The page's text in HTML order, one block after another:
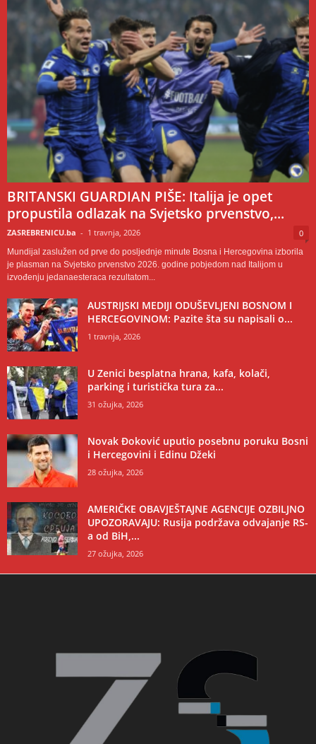
BRITANSKI GUARDIAN PIŠE: Italija je opet
propustila odlazak na Svjetsko prvenstvo,...
ZASREBRENICU.ba - 1 travnja, 2026 0
Mundijal zaslužen od prve do posljednje minute Bosna i Hercegovina izborila
je plasman na Svjetsko prvenstvo 2026. godine pobjedom nad Italijom u
izvođenju jedanaesteraca rezultatom...
AUSTRIJSKI MEDIJI ODUŠEVLJENI BOSNOM I
HERCEGOVINOM: Pazite šta su napisali o...
1 travnja, 2026
U Zenici besplatna hrana, kafa, kolači,
parking i turistička tura za...
31 ožujka, 2026
Novak Đoković uputio posebnu poruku Bosni
i Hercegovini i Edinu Džeki
28 ožujka, 2026
AMERIČKE OBAVJEŠTAJNE AGENCIJE OZBILJNO
UPOZORAVAJU: Rusija podržava odvajanje RS-
a od BiH,...
27 ožujka, 2026